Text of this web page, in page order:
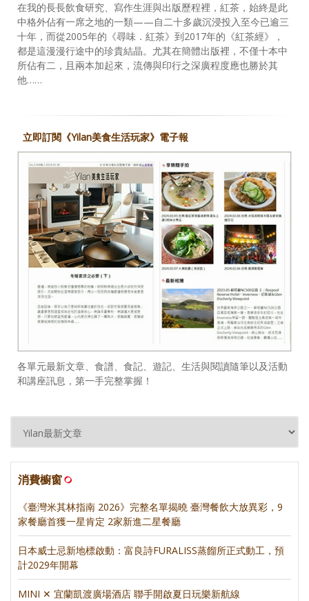
在我的長長飲食研究、寫作生涯與出版歷程裡，紅茶，始終是此
中格外佔有一席之地的一類——自二十多歲沉浸投入至今已逾三
十年，而從2005年的《尋味．紅茶》到2017年的《紅茶經》，
都是這漫漫行途中的珍貴結晶。尤其在簡體出版裡，不僅十本中
所佔有二，且兩本加起來，流傳與印行之深廣程度應也勝於其
他……
立即訂閱《Yilan美食生活玩家》電子報
各單元最新文章、食譜、食記、遊記、生活與閱讀隨筆以及活動
和講座訊息，第一手完整掌握！
消費櫥窗
《臺灣米其林指南 2026》完整名單揭曉 臺灣餐飲大放異彩，9
家餐廳首獲一星肯定 2家新進二星餐廳
日本威士忌新地標啟動：富良詩FURALISS蒸餾所正式動工，預
計2029年開幕
MINI ✕ 宜蘭凱渡廣場酒店 聯手開啟夏日玩樂新航線